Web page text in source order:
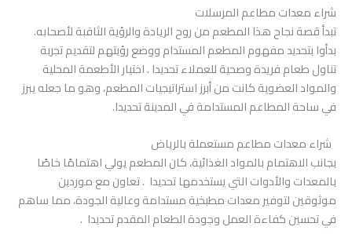
شراء معدات مطاعم المرسلات
تبدأ قصة نجاح هذا المطعم من روح الريادة والرؤية الثاقبة لأصحابه.
بدأوا بتحديد مفهوم المطعم المستدام ووضع رؤيتهم لتقديم تجربة
تناول طعام فريدة وصحية للعملاء تحديدا . اختيار الأطعمة المحلية
والمواد العضوية كانت من أبرز استراتيجيات المطعم، وهو ما جعله يبرز
في ساحة المطاعم المستدامة في المدينة تحديدا.
شراء معدات مطاعم مستعملة بالرياض
بجانب الاهتمام بالمواد الغذائية، كان المطعم يولي اهتمامًا خاصًا
بالمعدات والأدوات التي يستخدمها تحديدا . تعاون مع موردين
موثوقين لتوفير معدات مطبخية مستدامة وعالية الجودة، مما ساهم
في تحسين كفاءة العمل وجودة الطعام المقدم تحديدا .